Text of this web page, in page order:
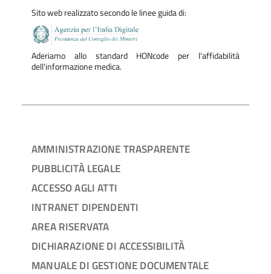
Sito web realizzato secondo le linee guida di:
Aderiamo allo standard HONcode per l'affidabilità
dell'informazione medica.
AMMINISTRAZIONE TRASPARENTE
PUBBLICITÀ LEGALE
ACCESSO AGLI ATTI
INTRANET DIPENDENTI
AREA RISERVATA
DICHIARAZIONE DI ACCESSIBILITÀ
MANUALE DI GESTIONE DOCUMENTALE